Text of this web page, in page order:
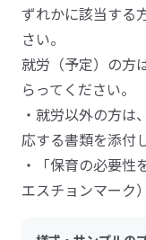
ずれかに該当する
さい。
就労（予定）の方
らってください。
・就労以外の方は
応する書類を添付
・「保育の必要性
エスチョンマーク